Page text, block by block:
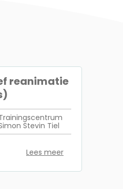
reanimatie
Stevin Tiel
Lees meer